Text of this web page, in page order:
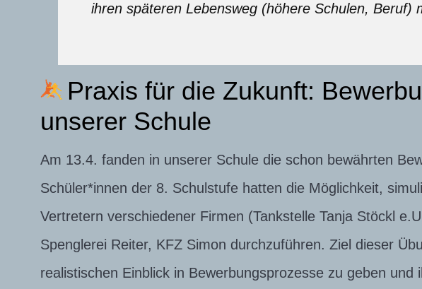
ihren späteren Lebensweg (höhere Schulen, Beruf)
Praxis für die Zukunft:
unserer Schule
Am 13.4. fanden in unserer Schule die schon bewährten
Schüler*innen der 8. Schulstufe hatten die Möglichkeit,
Vertretern verschiedener Firmen (Tankstelle Tanja Stöckl
Spenglerei Reiter, KFZ Simon durchzuführen. Ziel dieser
realistischen Einblick in Bewerbungsprozesse zu geben und